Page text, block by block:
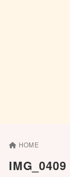
HOME
IMG_0409